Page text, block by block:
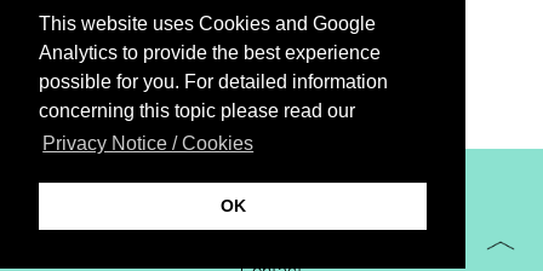
This website uses Cookies and Google
Analytics to provide the best experience
possible for you. For detailed information
concerning this topic please read our
Privacy Notice / Cookies
OK
XiBIT Infoguide 2021